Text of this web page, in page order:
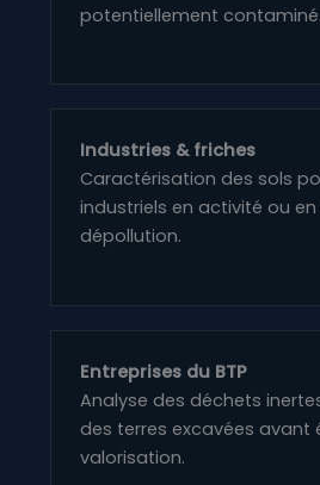
potentiellement contaminé.
Industries & friches
Caractérisation des sols
industriels en activité ou
dépollution.
Entreprises du BTP
Analyse des déchets
des terres excavées avant
valorisation.